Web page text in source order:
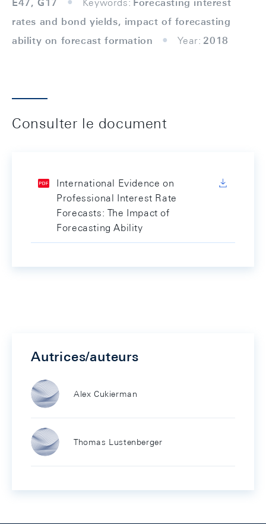
E47, G17
Keywords: Forecasting interest
rates and bond yields, impact of forecasting
ability on forecast formation
Year: 2018
Consulter le document
International Evidence on
Professional Interest Rate
Forecasts: The Impact of
Forecasting Ability
Autrices/auteurs
Alex Cukierman
Thomas Lustenberger